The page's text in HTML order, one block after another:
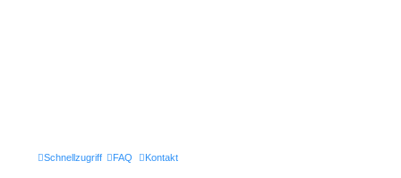
Schnellzugriff FAQ Kontakt